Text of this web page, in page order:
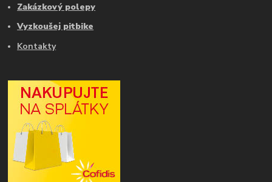
Zakázkový polepy
Vyzkoušej pitbike
Kontakty